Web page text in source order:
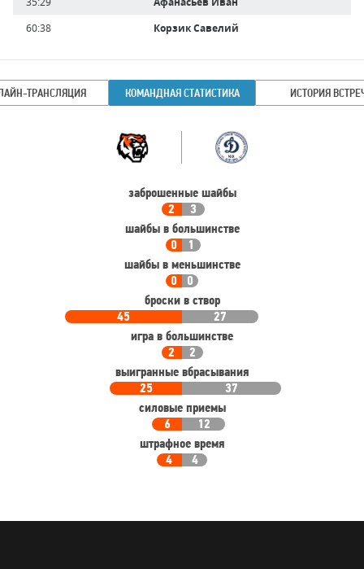
60:38
Корзик Савелий
ТРАНСЛЯЦИЯ КОМАНДНАЯ СТАТИСТИКА ИСТОРИЯ
Команда
заброшенные шайбы
2
3
шайбы в большинстве
0
1
шайбы в меньшинстве
0
0
броски в створ
45
27
игра в большинстве
2
2
выигранные вбрасывания
25
37
силовые приемы
6
12
штрафное время
4
4